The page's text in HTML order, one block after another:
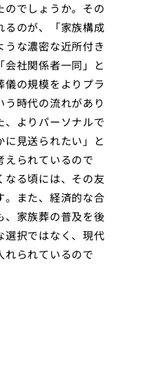
のでしょうか。その
るのが、「家族構成
な濃密な近所付き
社関係者一同」と
の規模をよりプラ
時代の流れがあり
、よりパーソナルで
見送られたい」と
えられているので
る頃には、その友
。また、経済的な合
、家族葬の普及を後
選択ではなく、現代
れられているので